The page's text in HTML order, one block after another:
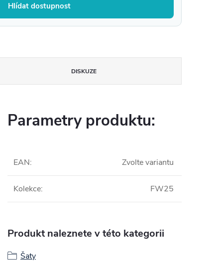
Hlídat dostupnost
DISKUZE
Parametry produktu:
EAN: Zvolte variantu
Kolekce: FW25
Produkt naleznete v této kategorii
Šaty